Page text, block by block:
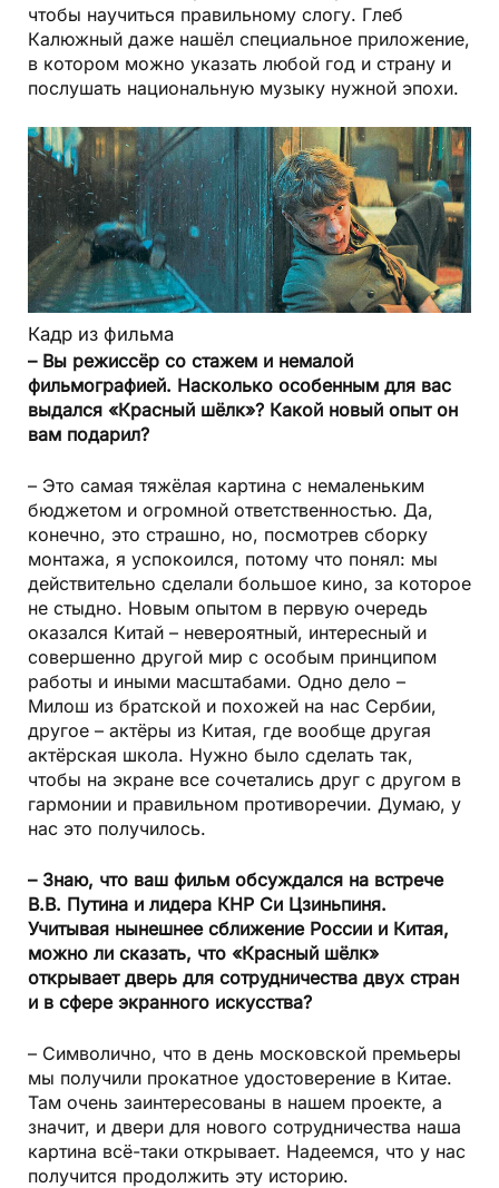
чтобы научиться правильному слогу. Глеб
Калюжный даже нашёл специальное приложение,
в котором можно указать любой год и страну и
послушать национальную музыку нужной эпохи.
Кадр из фильма
– Вы режиссёр со стажем и немалой
фильмографией. Насколько особенным для вас
выдался «Красный шёлк»? Какой новый опыт он
вам подарил?
– Это самая тяжёлая картина с немаленьким
бюджетом и огромной ответственностью. Да,
конечно, это страшно, но, посмотрев сборку
монтажа, я успокоился, потому что понял: мы
действительно сделали большое кино, за которое
не стыдно. Новым опытом в первую очередь
оказался Китай – невероятный, интересный и
совершенно другой мир с особым принципом
работы и иными масштабами. Одно дело –
Милош из братской и похожей на нас Сербии,
другое – актёры из Китая, где вообще другая
актёрская школа. Нужно было сделать так,
чтобы на экране все сочетались друг с другом в
гармонии и правильном противоречии. Думаю, у
нас это получилось.
– Знаю, что ваш фильм обсуждался на встрече
В.В. Путина и лидера КНР Си Цзиньпиня.
Учитывая нынешнее сближение России и Китая,
можно ли сказать, что «Красный шёлк»
открывает дверь для сотрудничества двух стран
и в сфере экранного искусства?
– Символично, что в день московской премьеры
мы получили прокатное удостоверение в Китае.
Там очень заинтересованы в нашем проекте, а
значит, и двери для нового сотрудничества наша
картина всё-таки открывает. Надеемся, что у нас
получится продолжить эту историю.